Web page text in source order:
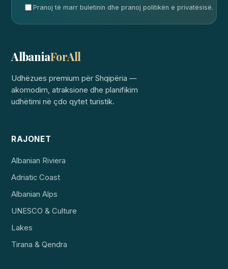
Pranoj të marr buletinin dhe pranoj politikën e privatësisë.
AlbaniaForAll
Udhëzues premium për Shqipëria —
akomodim, atraksione dhe planifikim
udhëtimi në çdo qytet turistik.
RAJONET
Albanian Riviera
Adriatic Coast
Albanian Alps
UNESCO & Culture
Lakes
Tirana & Qendra